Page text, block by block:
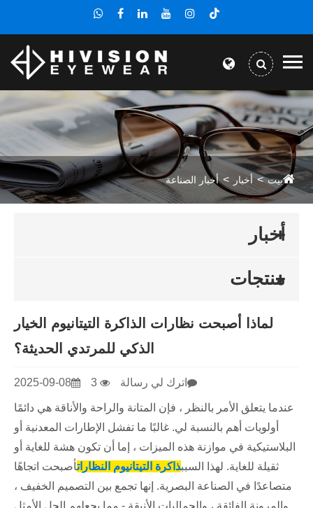
بيت أخبار أخبار الصناعة
أخبار
منتجات
لماذا أصبحت نظارات الذاكرة التيتانيوم الخيار
الذكي للمرتدي الحديثة؟
2025-09-08 اترك لي رسالة
عندما يتعلق الأمر بالنظر ، فإن المتانة والراحة والأناقة هي دائمًا
أولويات أهم بالنسبة لي. غالبًا ما تفشل الإطارات المعدنية أو
البلاستيكية في موازنة هذه الميزات ، إما أن تكون هشة للغاية أو
ثقيلة للغاية. لهذا السببذاكرة التيتانيوم النظاراتأصبحت اتجاهًا
متصاعدًا في الصناعة البصرية. إنها تجمع بين التصميم الخفيف ،
والمرونة الفائقة ، والجماليات الأنيقة - مما يجعلهم الحل الأمثل